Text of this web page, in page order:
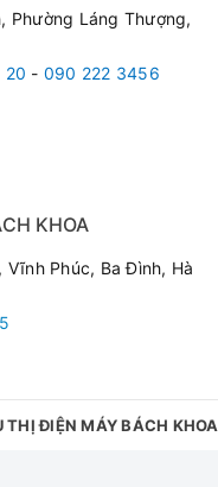
Phường Láng Thượng,
20 - 090 222 3456
KHOA
Phúc, Ba Đình, Hà
THỊ ĐIỆN MÁY BÁCH KHOA